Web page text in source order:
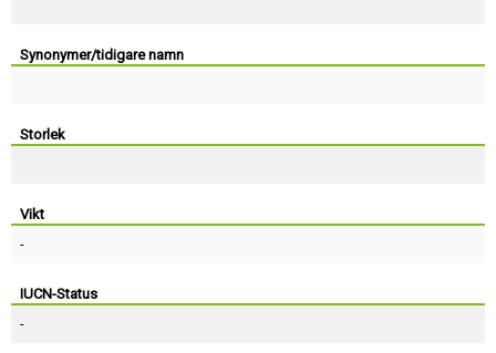
Synonymer/tidigare namn
Storlek
Vikt
-
IUCN-Status
-